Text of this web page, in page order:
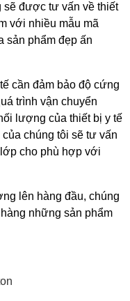
sẽ được tư vấn về thiết
với nhiều mẫu mã
sản phẩm đẹp ấn
cần đảm bảo độ cứng
trình vận chuyển
lượng của thiết bị y tế
chúng tôi sẽ tư vấn
cho phù hợp với
lên hàng đầu, chúng
những sản phẩm